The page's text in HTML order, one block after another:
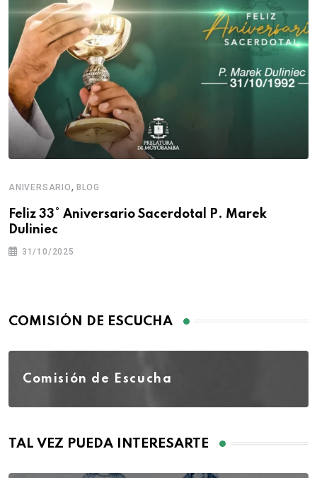
ANIVERSARIO, BLOG
Feliz 33° Aniversario Sacerdotal P. Marek
Duliniec
31/10/2025
COMISIÓN DE ESCUCHA
Comisión de Escucha
TAL VEZ PUEDA INTERESARTE